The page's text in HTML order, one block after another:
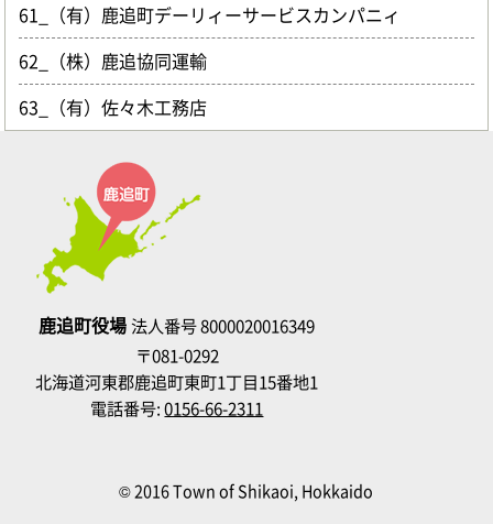
61_（有）鹿追町デーリィーサービスカンパニィ
62_（株）鹿追協同運輸
63_（有）佐々木工務店
鹿追町役場法人番号 8000020016349
〒081-0292
北海道河東郡鹿追町東町1丁目15番地1
電話番号:0156-66-2311
© 2016 Town of Shikaoi, Hokkaido